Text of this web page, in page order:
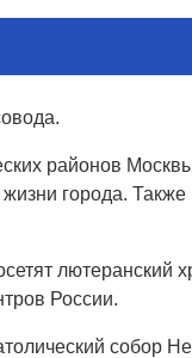
районов
города. Также
России.
собор